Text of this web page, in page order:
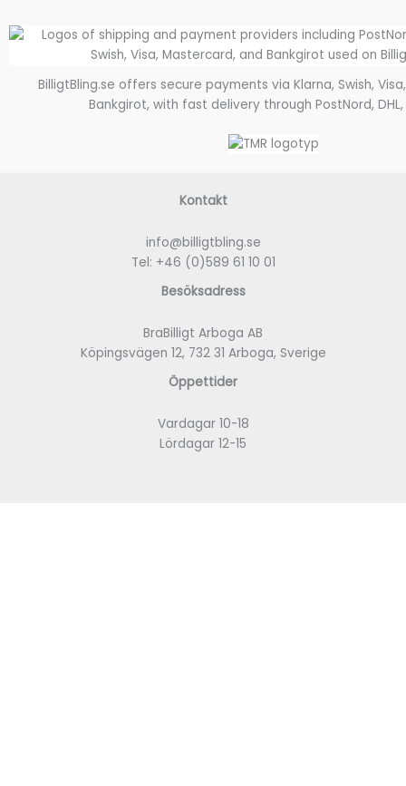
BilligtBling.se offers secure payments via Klarna, Swish,
Bankgirot, with fast delivery through PostNord, DHL,
Kontakt
info@billigtbling.se
Tel: +46 (0)589 61 10 01
Besöksadress
BraBilligt Arboga AB
Köpingsvägen 12, 732 31 Arboga, Sverige
Öppettider
Vardagar 10-18
Lördagar 12-15